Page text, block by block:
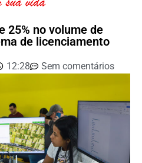
25% no volume de
de licenciamento
12:28 Sem comentários